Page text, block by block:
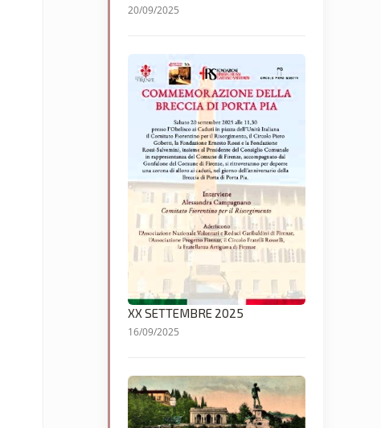
20/09/2025
XX SETTEMBRE 2025
16/09/2025